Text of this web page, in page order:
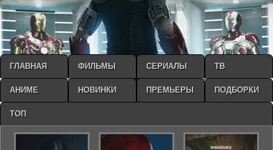
ГЛАВНАЯ ФИЛЬМЫ СЕРИАЛЫ ТВ
АНИМЕ НОВИНКИ ПРЕМЬЕРЫ ПОДБОРКИ
ТОП